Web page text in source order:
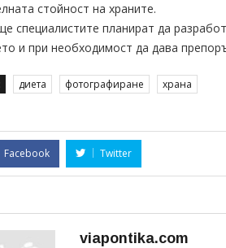
стойност на храните.
специалистите планират да
и при необходимост да дава
диета фотографиране храна
Facebook Twitter
viapontika.com